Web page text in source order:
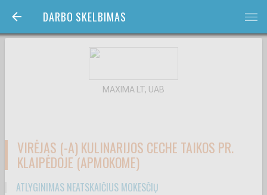
DARBO SKELBIMAS bars
MAXIMA LT, UAB
VIRĖJAS (-A) KULINARIJOS CECHE TAIKOS PR.
KLAIPĖDOJE (APMOKOME)
ATLYGINIMAS NEATSKAIČIUS MOKESČIŲ